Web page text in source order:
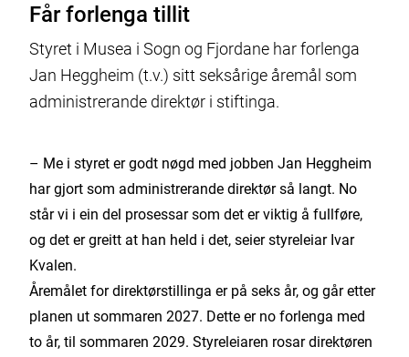
Får forlenga tillit
Styret i Musea i Sogn og Fjordane har forlenga
Jan Heggheim (t.v.) sitt seksårige åremål som
administrerande direktør i stiftinga.
– Me i styret er godt nøgd med jobben Jan Heggheim
har gjort som administrerande direktør så langt. No
står vi i ein del prosessar som det er viktig å fullføre,
og det er greitt at han held i det, seier styreleiar Ivar
Kvalen.
Åremålet for direktørstillinga er på seks år, og går etter
planen ut sommaren 2027. Dette er no forlenga med
to år, til sommaren 2029. Styreleiaren rosar direktøren